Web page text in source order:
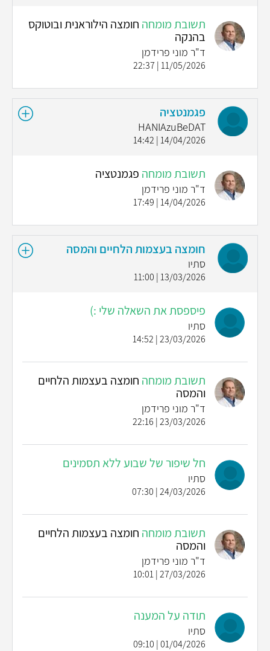
תשובת מומחה חומצה הילוראנית ובוטוקס
בהנקה
ד"ר מוני פרידמן
11/05/2026 | 22:37
פגמנטציה
HANIAzuBeDAT
14/04/2026 | 14:42
תשובת מומחה פגמנטציה
ד"ר מוני פרידמן
14/04/2026 | 17:49
חומצה בעצמות הלחיים והמסה
סתיו
13/03/2026 | 11:00
פיספסת את השאלה שלי :)
סתיו
23/03/2026 | 14:52
תשובת מומחה חומצה בעצמות הלחיים
והמסה
ד"ר מוני פרידמן
23/03/2026 | 22:16
חל שיפור של שבוע ללא תסמינים
סתיו
24/03/2026 | 07:30
תשובת מומחה חומצה בעצמות הלחיים
והמסה
ד"ר מוני פרידמן
27/03/2026 | 10:01
תודה על המענה
סתיו
01/04/2026 | 09:10